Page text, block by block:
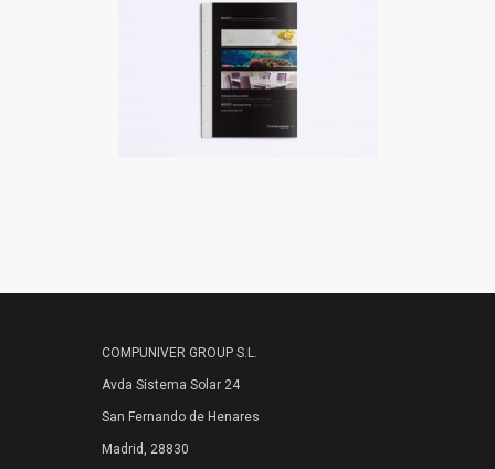
COMPUNIVER GROUP S.L.
Avda Sistema Solar 24
San Fernando de Henares
Madrid, 28830